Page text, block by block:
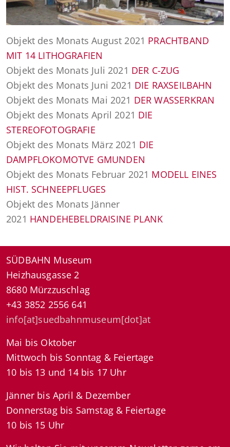
Objekt des Monats August 2021 PRACHTBAND
MIT 14 LITHOGRAFIEN
Objekt des Monats Juli 2021 DER C-ZUG
Objekt des Monats Juni 2021 DIE RAXSEILBAHN
Objekt des Monats Mai 2021 DER WASSERKRAN
Objekt des Monats April 2021 DIE
STEREOFOTOGRAFIE
Objekt des Monats März 2021 DIE
DAMPFLOKOMOTVE GMUNDEN
Objekt des Monats Februar 2021 MODELL EINES
HIST. SCHNEEPFLUGES
Objekt des Monats Jänner
2021 HANDEHEBELDRAISINE PLANK
SÜDBAHN Museum
Heizhausgasse 2
8680 Mürzzuschlag
+43 3852 2556 641
info[at]suedbahnmuseum[dot]at
Mai bis Oktober
Mittwoch bis Sonntag & Feiertage
10 bis 13 und 14 bis 17 Uhr
Jänner bis April & Dezember
Donnerstag bis Samstag & Feiertage
10 bis 15 Uhr